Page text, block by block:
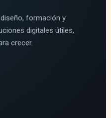
formación y
digitales útiles,
crecer.